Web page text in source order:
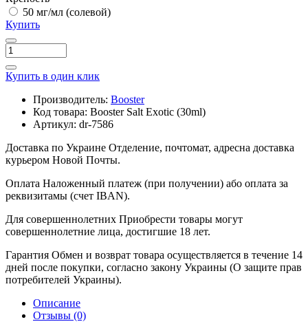
50 мг/мл (солевой)
Купить
Купить в один клик
Производитель: Booster
Код товара: Booster Salt Exotic (30ml)
Артикул: dr-7586
Доставка по Украине Отделение, почтомат, адресна доставка
курьером Новой Почты.
Оплата Наложенный платеж (при получении) або оплата за
реквизитамы (счет IBAN).
Для совершеннолетних Приобрести товары могут
совершеннолетние лица, достигшие 18 лет.
Гарантия Обмен и возврат товара осуществляется в течение 14
дней после покупки, согласно закону Украины (О защите прав
потребителей Украины).
Описание
Отзывы (0)